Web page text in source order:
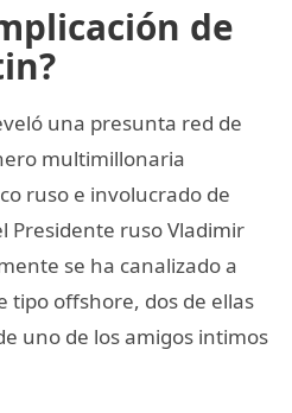
de
una presunta red de
multimillonaria
ruso e involucrado de
Presidente ruso Vladimir
se ha canalizado a
tipo offshore, dos de ellas
uno de los amigos intimos